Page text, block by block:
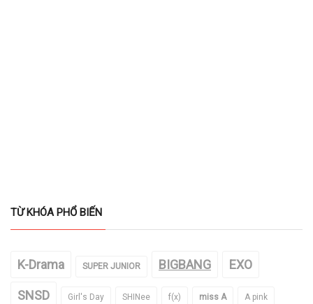
TỪ KHÓA PHỔ BIẾN
K-Drama SUPER JUNIOR BIGBANG EXO
SNSD Girl's Day SHINee f(x) miss A A pink